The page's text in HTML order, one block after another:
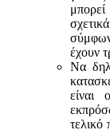
έχουν
Να
είναι
τελικό